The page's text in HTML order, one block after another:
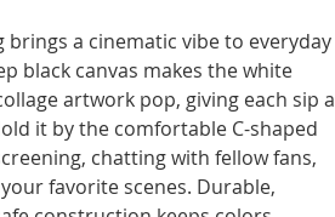
brings a cinematic vibe to everyday
black canvas makes the white
artwork pop, giving each sip a
it by the comfortable C-shaped
chatting with fellow fans,
favorite scenes. Durable,